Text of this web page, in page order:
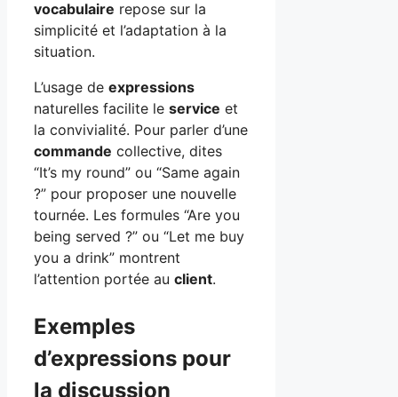
vocabulaire repose sur la
simplicité et l’adaptation à la
situation.
L’usage de expressions
naturelles facilite le service et
la convivialité. Pour parler d’une
commande collective, dites
“It’s my round” ou “Same again
?” pour proposer une nouvelle
tournée. Les formules “Are you
being served ?” ou “Let me buy
you a drink” montrent
l’attention portée au client.
Exemples
d’expressions pour
la discussion